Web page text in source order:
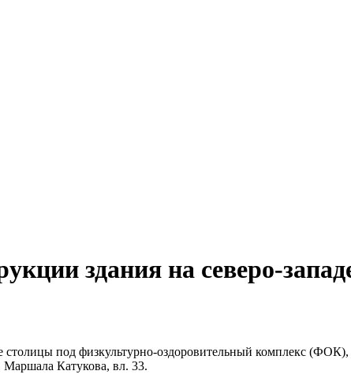
здания на северо-
столицы под физкультурно-оздоровительный комплекс
Маршала Катукова, вл. 33.